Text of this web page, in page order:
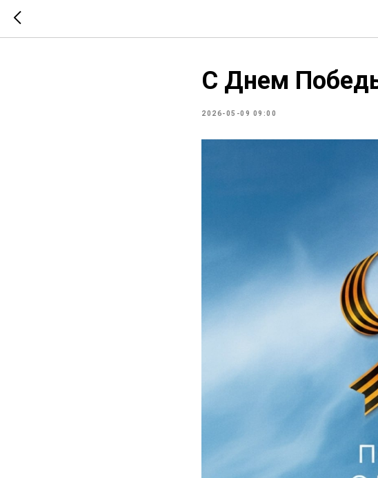
С Днем
2026-05-09 09:00